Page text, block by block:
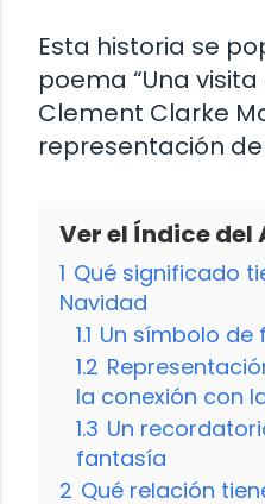
Esta historia se
poema “Una
Clement Clarke
representación
Ver el Índice
1 Qué significado
Navidad
1.1 Un símbolo de
1.2
la conexión con
1.3 Un
fantasía
2 Qué relación